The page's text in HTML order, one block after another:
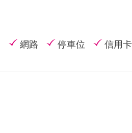
網路 停車位 信用卡